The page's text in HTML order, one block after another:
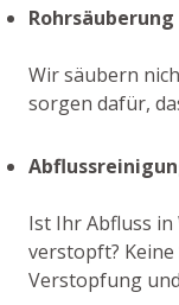
Rohrsäuberung
Wir säubern
sorgen dafür,
Ist Ihr Abfluss
verstopft?
Verstopfung